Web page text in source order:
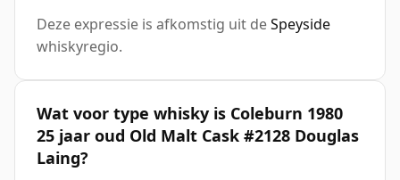
Deze expressie is afkomstig uit deSpeyside
whiskyregio.
Wat voor type whisky is Coleburn 1980
25 jaar oud Old Malt Cask #2128 Douglas
Laing?